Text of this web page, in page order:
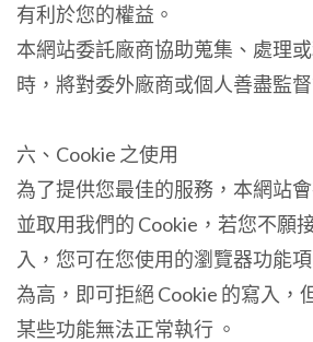
有利於您的權益。
本網站委託廠商協助蒐集、處理
時，將對委外廠商或個人善盡監
六、Cookie 之使用
為了提供您最佳的服務，本網站
並取用我們的 Cookie，若您不願
入，您可在您使用的瀏覽器功能
為高，即可拒絕 Cookie 的寫入，
某些功能無法正常執行 。